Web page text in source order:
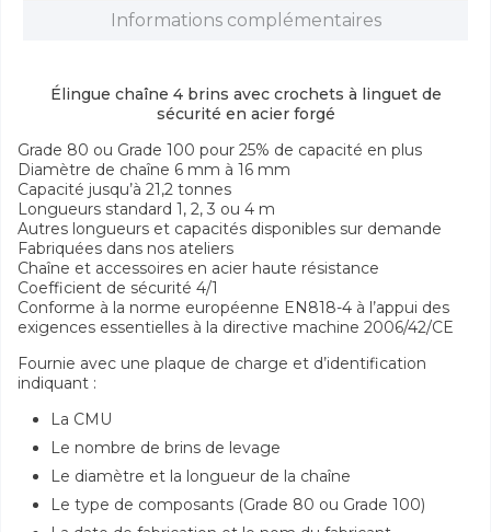
Informations complémentaires
Élingue chaîne 4 brins avec crochets à linguet de
sécurité en acier forgé
Grade 80 ou Grade 100 pour 25% de capacité en plus
Diamètre de chaîne 6 mm à 16 mm
Capacité jusqu’à 21,2 tonnes
Longueurs standard 1, 2, 3 ou 4 m
Autres longueurs et capacités disponibles sur demande
Fabriquées dans nos ateliers
Chaîne et accessoires en acier haute résistance
Coefficient de sécurité 4/1
Conforme à la norme européenne EN818-4 à l’appui des
exigences essentielles à la directive machine 2006/42/CE
Fournie avec une plaque de charge et d’identification
indiquant :
La CMU
Le nombre de brins de levage
Le diamètre et la longueur de la chaîne
Le type de composants (Grade 80 ou Grade 100)